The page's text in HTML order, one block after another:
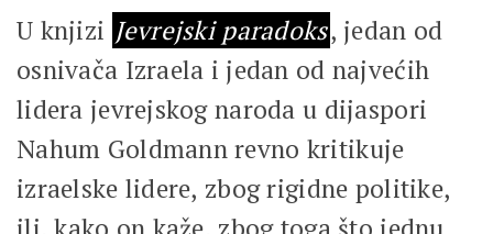
U knjizi Jevrejski paradoks, jedan od
osnivača Izraela i jedan od najvećih
lidera jevrejskog naroda u dijaspori
Nahum Goldmann revno kritikuje
izraelske lidere, zbog rigidne politike,